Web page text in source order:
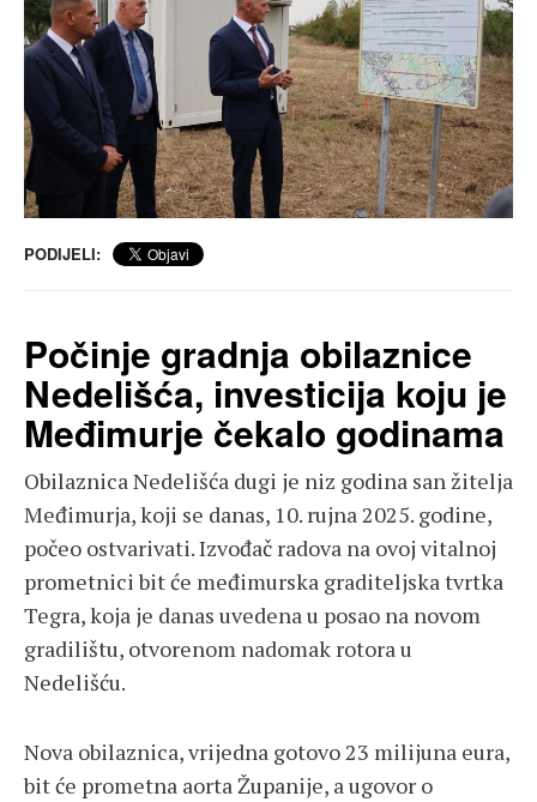
PODIJELI:
Počinje gradnja obilaznice
Nedelišća, investicija koju je
Međimurje čekalo godinama
Obilaznica Nedelišća dugi je niz godina san žitelja
Međimurja, koji se danas, 10. rujna 2025. godine,
počeo ostvarivati. Izvođač radova na ovoj vitalnoj
prometnici bit će međimurska graditeljska tvrtka
Tegra, koja je danas uvedena u posao na novom
gradilištu, otvorenom nadomak rotora u
Nedelišću.
Nova obilaznica, vrijedna gotovo 23 milijuna eura,
bit će prometna aorta Županije, a ugovor o